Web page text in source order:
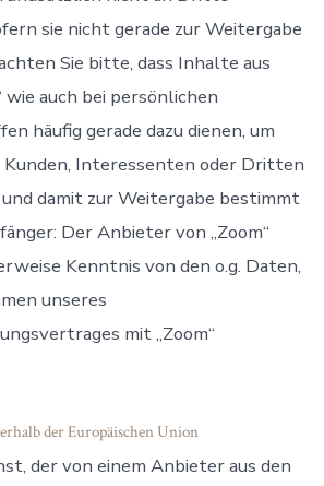
sie nicht gerade zur Weitergabe
Sie bitte, dass Inhalte aus
wie auch bei persönlichen
häufig gerade dazu dienen, um
Interessenten oder Dritten
damit zur Weitergabe bestimmt
Der Anbieter von „Zoom“
Kenntnis von den o.g. Daten,
unseres
mit „Zoom“
der Europäischen Union
der von einem Anbieter aus den